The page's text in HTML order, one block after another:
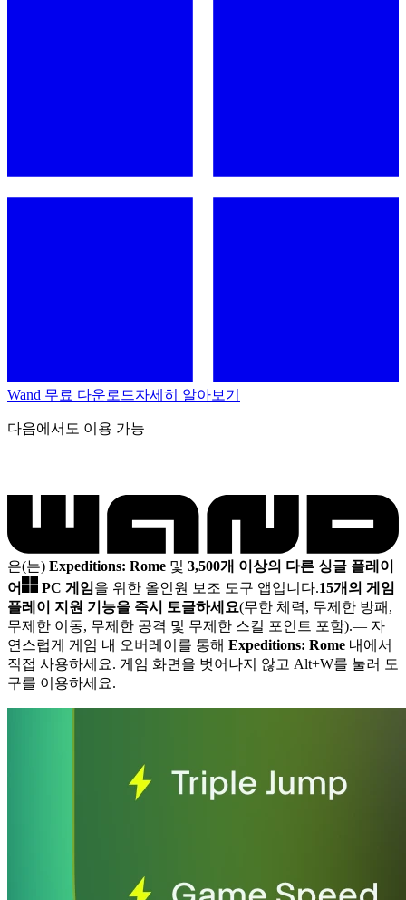
Wand 무료 다운로드자세히 알아보기
다음에서도 이용 가능
은(는) Expeditions: Rome 및 3,500개 이상의 다른 싱글 플레이
어
PC 게임을 위한 올인원 보조 도구 앱입니다.15개의 게임
플레이 지원 기능을 즉시 토글하세요(무한 체력, 무제한 방패,
무제한 이동, 무제한 공격 및 무제한 스킬 포인트 포함).— 자
연스럽게 게임 내 오버레이를 통해 Expeditions: Rome 내에서
직접 사용하세요. 게임 화면을 벗어나지 않고 Alt+W를 눌러 도
구를 이용하세요.